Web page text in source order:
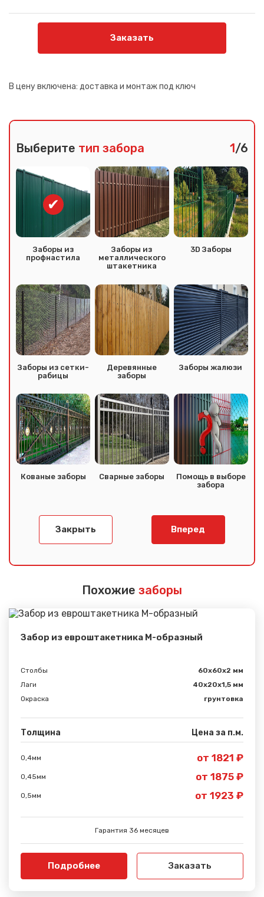
Заказать
В цену включена: доставка и монтаж под ключ
Выберите тип забора 1/6
Заборы из
профнастила
Заборы из
металлического
штакетника
3D Заборы
Заборы из сетки-
рабицы
Деревянные
заборы
Заборы жалюзи
Кованые заборы Сварные заборы
Помощь в выборе
забора
Закрыть Вперед
Похожие заборы
Забор из евроштакетника М-образный
Столбы
60х60х2 мм
Лаги
40х20х1,5 мм
Окраска
грунтовка
Толщина Цена за п.м.
0,4мм от 1821 ₽
0,45мм от 1875 ₽
0,5мм от 1923 ₽
Гарантия 36 месяцев
Подробнее Заказать